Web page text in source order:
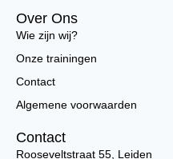
Over Ons
Wie zijn wij?
Onze trainingen
Contact
Algemene voorwaarden
Contact
Rooseveltstraat 55, Leiden